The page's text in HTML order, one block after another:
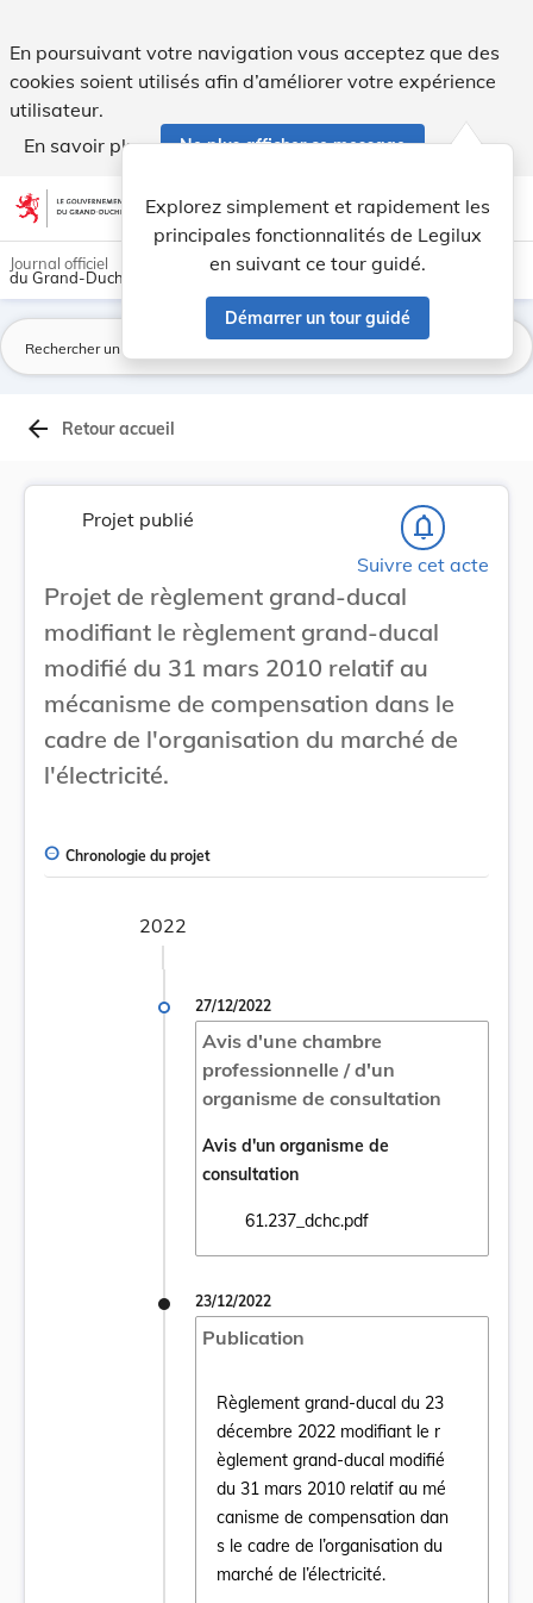
En poursuivant votre navigation vous acceptez que des
cookies soient utilisés afin d’améliorer votre expérience
utilisateur.
En savoir plus
Ne plus afficher ce message
Aller au contenu account_circle help Aide
Explorez simplement et rapidement les
principales fonctionnalités de Legilux
en suivant ce tour guidé.
Démarrer un tour guidé
light_mode dark_mode
Journal officiel
du Grand-Duché de Luxembourg
arrow_back Retour accueil
Projet publié notifications_none
Suivre cet acte
Projet de règlement grand-ducal
modifiant le règlement grand-ducal
modifié du 31 mars 2010 relatif au
mécanisme de compensation dans le
cadre de l'organisation du marché de
l'électricité.
Chronologie du projet
2022
27/12/2022
Avis d'une chambre
professionnelle / d'un
organisme de consultation
Avis d'un organisme de
consultation
61.237_dchc.pdf
Ouvrir le document 61.237_dchc.pdf dans
23/12/2022
Publication
Règlement grand-ducal du 23
décembre 2022 modifiant le r
èglement grand-ducal modifié
du 31 mars 2010 relatif au mé
canisme de compensation dan
s le cadre de l’organisation du
marché de l’électricité.
Ouvrir le document Règlement grand-